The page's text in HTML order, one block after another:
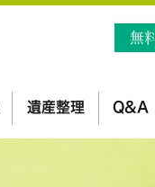
無
遺産整理 Q&A